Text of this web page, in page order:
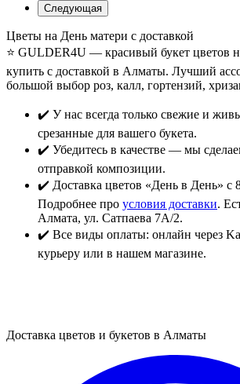
Следующая
Цветы на День матери с доставкой
⭐ GULDER4U — красивый букет цветов
купить с доставкой в Алматы. Лучший
большой выбор роз, калл, гортензий,
✔️ У нас всегда только свежие и
срезанные для вашего букета.
✔️ Убедитесь в качестве — мы
отправкой композиции.
✔️ Доставка цветов «День в День» с
Подробнее про условия доставки.
Алмата, ул. Сатпаева 7А/2.
✔️ Все виды оплаты: онлайн через
курьеру или в нашем магазине.
Доставка цветов и букетов в Алматы